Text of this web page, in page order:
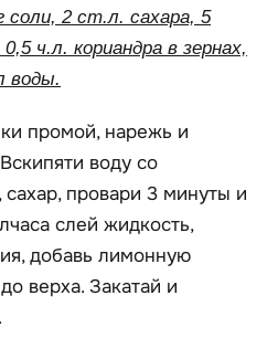
соли, 2 ст.л. сахара, 5
ч.л. кориандра в зернах,
воды.
промой, нарежь и
воду со
провари 3 минуты и
слей жидкость,
добавь лимонную
верха. Закатай и